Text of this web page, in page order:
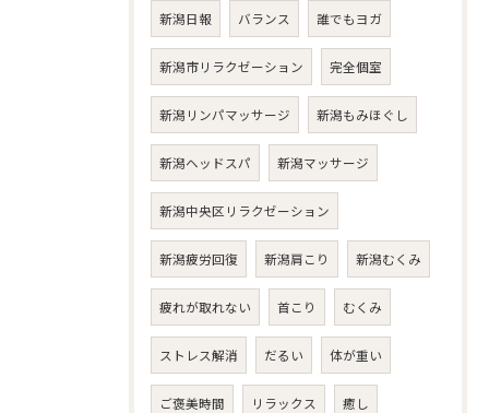
新潟日報 バランス 誰でもヨガ
新潟市リラクゼーション 完全個室
新潟リンパマッサージ 新潟もみほぐし
新潟ヘッドスパ 新潟マッサージ
新潟中央区リラクゼーション
新潟疲労回復 新潟肩こり 新潟むくみ
疲れが取れない 首こり むくみ
ストレス解消 だるい 体が重い
ご褒美時間 リラックス 癒し